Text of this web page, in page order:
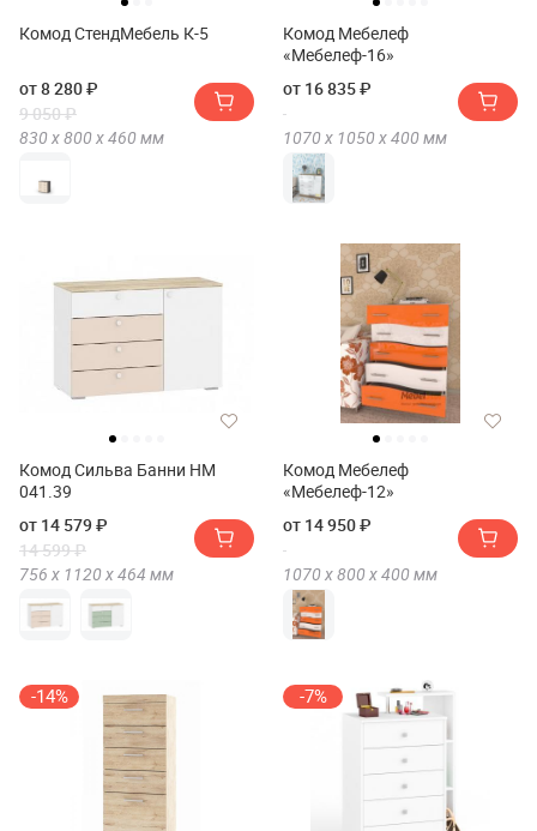
Комод СтендМебель К-5
от 8 280 ₽
9 050 ₽
830 х800 х460 мм
Комод Мебелеф
«Мебелеф-16»
от 16 835 ₽
1070 х 1050 х400 мм
Комод Сильва Банни НМ
041.39
от 14 579 ₽
14 599 ₽
756 х 1120 х464 мм
Комод Мебелеф
«Мебелеф-12»
от 14 950 ₽
1070 х800 х400 мм
-14% -7%